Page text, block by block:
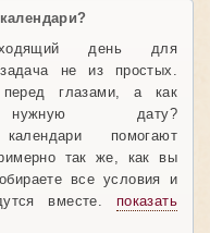
день для
не из простых.
глазами, а как
нужную дату?
календари помогают
так же, как вы
все условия и
вместе. показать